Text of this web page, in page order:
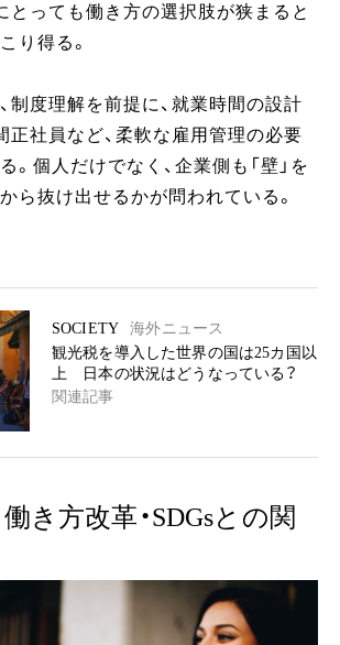
とっても働き方の選択肢が狭まると
り得る。
制度理解を前提に、就業時間の設計
正社員など、柔軟な雇用管理の必要
。個人だけでなく、企業側も「壁」を
ら抜け出せるかが問われている。
SOCIETY
海外ニュース
観光税を導入した世界の国は25カ国以
上 日本の状況はどうなっている？
関連記事
き方改革・SDGsとの関